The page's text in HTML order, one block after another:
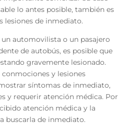
lo antes posible, también es
lesiones de inmediato.
automovilista o un pasajero
de autobús, es posible que
gravemente lesionado.
y lesiones
síntomas de inmediato,
y requerir atención médica. Por
atención médica y la
buscarla de inmediato.